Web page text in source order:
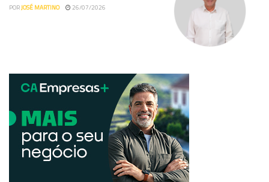
PORJOSÉ MARTINO 26/07/2026